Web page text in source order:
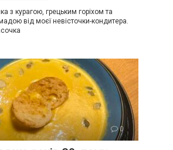
з курагою, грецьким горіхом та
від моєї невісточки-кондитера.
0